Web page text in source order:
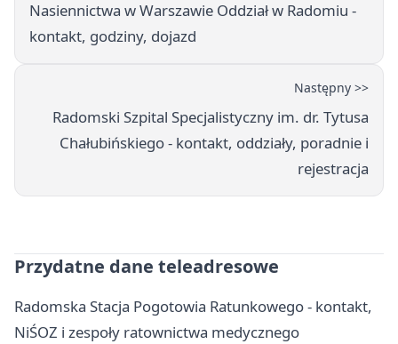
Nasiennictwa w Warszawie Oddział w Radomiu -
kontakt, godziny, dojazd
Następny >>
Radomski Szpital Specjalistyczny im. dr. Tytusa
Chałubińskiego - kontakt, oddziały, poradnie i
rejestracja
Przydatne dane teleadresowe
Radomska Stacja Pogotowia Ratunkowego - kontakt,
NiŚOZ i zespoły ratownictwa medycznego